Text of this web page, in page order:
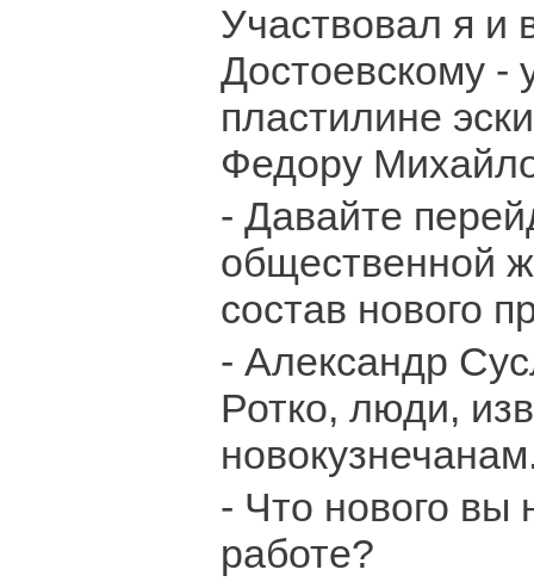
Участвовал я и
Достоевскому -
пластилине
Федору
- Давайте
общественной
состав нового
- Александр
Ротко, люди,
- Что нового вы
работе?